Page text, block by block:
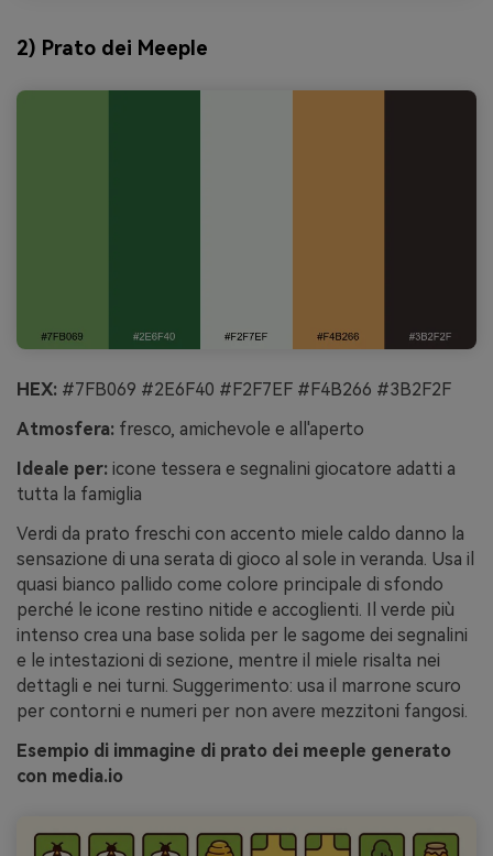
2) Prato dei Meeple
HEX: #7FB069 #2E6F40 #F2F7EF #F4B266 #3B2F2F
Atmosfera: fresco, amichevole e all'aperto
Ideale per: icone tessera e segnalini giocatore adatti a
tutta la famiglia
Verdi da prato freschi con accento miele caldo danno la
sensazione di una serata di gioco al sole in veranda. Usa il
quasi bianco pallido come colore principale di sfondo
perché le icone restino nitide e accoglienti. Il verde più
intenso crea una base solida per le sagome dei segnalini
e le intestazioni di sezione, mentre il miele risalta nei
dettagli e nei turni. Suggerimento: usa il marrone scuro
per contorni e numeri per non avere mezzitoni fangosi.
Esempio di immagine di prato dei meeple generato
con media.io